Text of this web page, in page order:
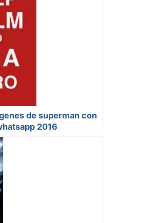
de superman con
2016